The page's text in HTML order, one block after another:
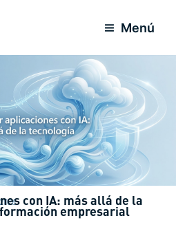
Menú
con IA: más allá de la
empresarial